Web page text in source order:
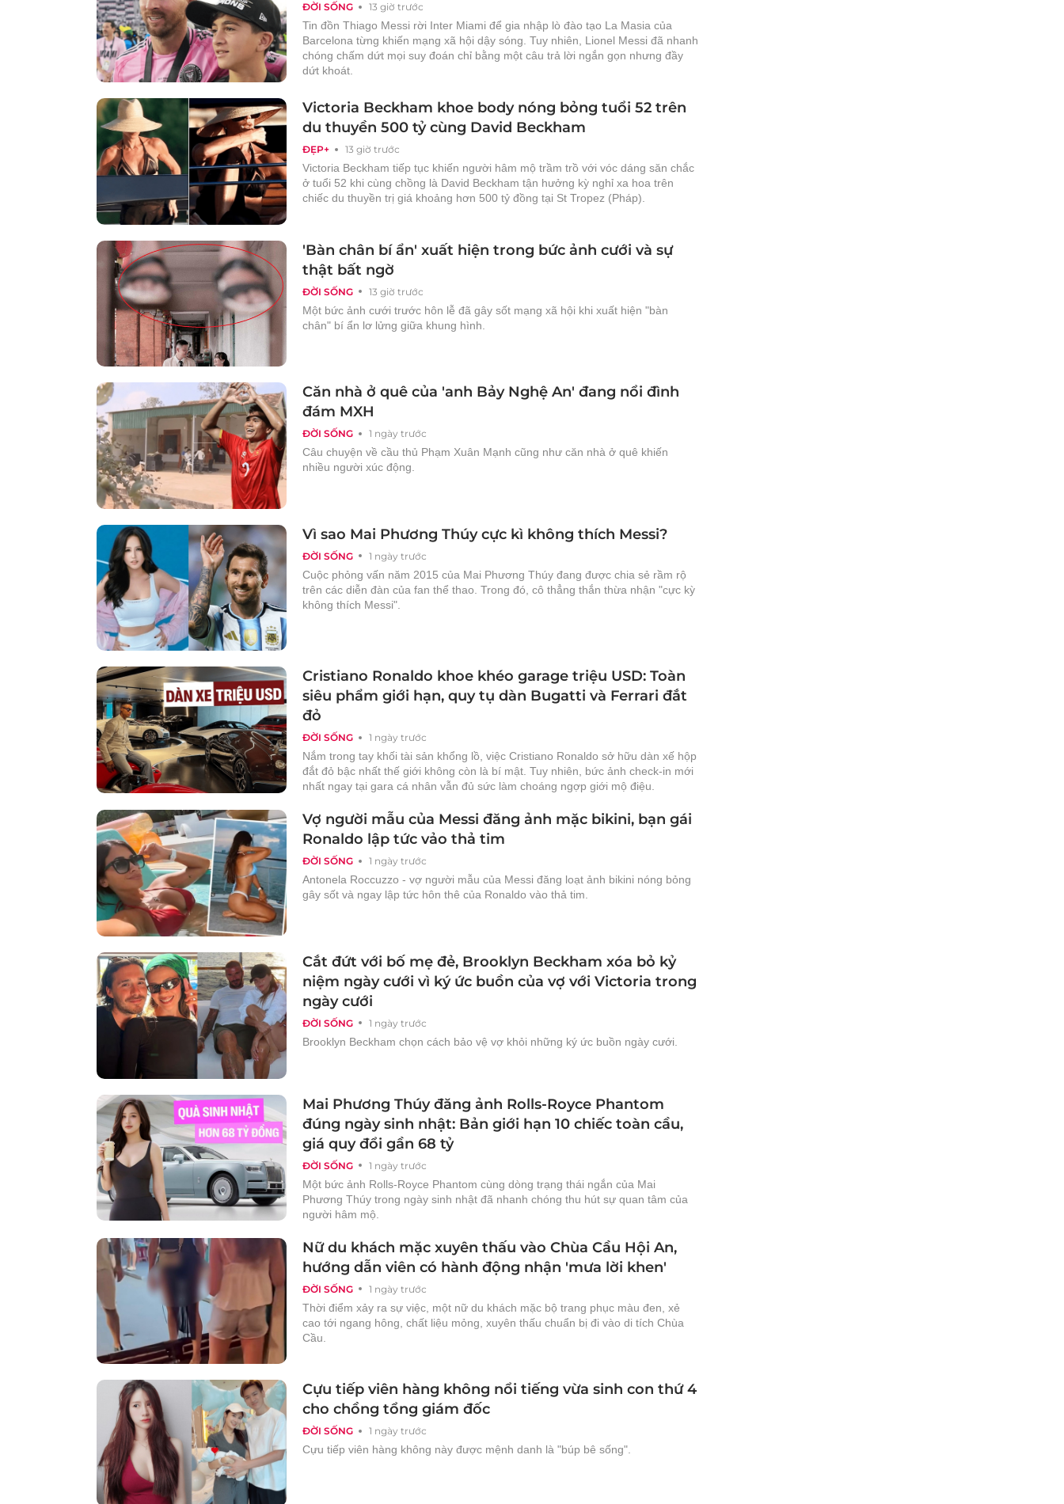
ĐỜI SỐNG 13 giờ trước
Tin đồn Thiago Messi rời Inter Miami để gia nhập lò đào tạo La Masia của
Barcelona từng khiến mạng xã hội dậy sóng. Tuy nhiên, Lionel Messi đã nhanh
chóng chấm dứt mọi suy đoán chỉ bằng một câu trả lời ngắn gọn nhưng đầy
dứt khoát.
ĐẸP+ 13 giờ trước
Victoria Beckham khoe body nóng bỏng tuổi 52 trên
du thuyền 500 tỷ cùng David Beckham
Victoria Beckham tiếp tục khiến người hâm mộ trầm trồ với vóc dáng săn chắc
ở tuổi 52 khi cùng chồng là David Beckham tận hưởng kỳ nghỉ xa hoa trên
chiếc du thuyền trị giá khoảng hơn 500 tỷ đồng tại St Tropez (Pháp).
ĐỜI SỐNG 13 giờ trước
'Bàn chân bí ẩn' xuất hiện trong bức ảnh cưới và sự
thật bất ngờ
Một bức ảnh cưới trước hôn lễ đã gây sốt mạng xã hội khi xuất hiện "bàn
chân" bí ẩn lơ lửng giữa khung hình.
ĐỜI SỐNG 1 ngày trước
Căn nhà ở quê của 'anh Bảy Nghệ An' đang nổi đình
đám MXH
Câu chuyện về cầu thủ Phạm Xuân Mạnh cũng như căn nhà ở quê khiến
nhiều người xúc động.
ĐỜI SỐNG 1 ngày trước
Vì sao Mai Phương Thúy cực kì không thích Messi?
Cuộc phỏng vấn năm 2015 của Mai Phương Thúy đang được chia sẻ rầm rộ
trên các diễn đàn của fan thể thao. Trong đó, cô thẳng thắn thừa nhận "cực kỳ
không thích Messi".
ĐỜI SỐNG 1 ngày trước
Cristiano Ronaldo khoe khéo garage triệu USD: Toàn
siêu phẩm giới hạn, quy tụ dàn Bugatti và Ferrari đắt
đỏ
Nắm trong tay khối tài sản khổng lồ, việc Cristiano Ronaldo sở hữu dàn xế hộp
đắt đỏ bậc nhất thế giới không còn là bí mật. Tuy nhiên, bức ảnh check-in mới
nhất ngay tại gara cá nhân vẫn đủ sức làm choáng ngợp giới mộ điệu.
ĐỜI SỐNG 1 ngày trước
Vợ người mẫu của Messi đăng ảnh mặc bikini, bạn gái
Ronaldo lập tức vảo thả tim
Antonela Roccuzzo - vợ người mẫu của Messi đăng loạt ảnh bikini nóng bỏng
gây sốt và ngay lập tức hôn thê của Ronaldo vào thả tim.
ĐỜI SỐNG 1 ngày trước
Cắt đứt với bố mẹ đẻ, Brooklyn Beckham xóa bỏ kỷ
niệm ngày cưới vì ký ức buồn của vợ với Victoria trong
ngày cưới
Brooklyn Beckham chọn cách bảo vệ vợ khỏi những ký ức buồn ngày cưới.
ĐỜI SỐNG 1 ngày trước
Mai Phương Thúy đăng ảnh Rolls-Royce Phantom
đúng ngày sinh nhật: Bản giới hạn 10 chiếc toàn cầu,
giá quy đổi gần 68 tỷ
Một bức ảnh Rolls-Royce Phantom cùng dòng trạng thái ngắn của Mai
Phương Thúy trong ngày sinh nhật đã nhanh chóng thu hút sự quan tâm của
người hâm mộ.
ĐỜI SỐNG 1 ngày trước
Nữ du khách mặc xuyên thấu vào Chùa Cầu Hội An,
hướng dẫn viên có hành động nhận 'mưa lời khen'
Thời điểm xảy ra sự việc, một nữ du khách mặc bộ trang phục màu đen, xẻ
cao tới ngang hông, chất liệu mỏng, xuyên thấu chuẩn bị đi vào di tích Chùa
Cầu.
ĐỜI SỐNG 1 ngày trước
Cựu tiếp viên hàng không nổi tiếng vừa sinh con thứ 4
cho chồng tổng giám đốc
Cựu tiếp viên hàng không này được mệnh danh là "búp bê sống".